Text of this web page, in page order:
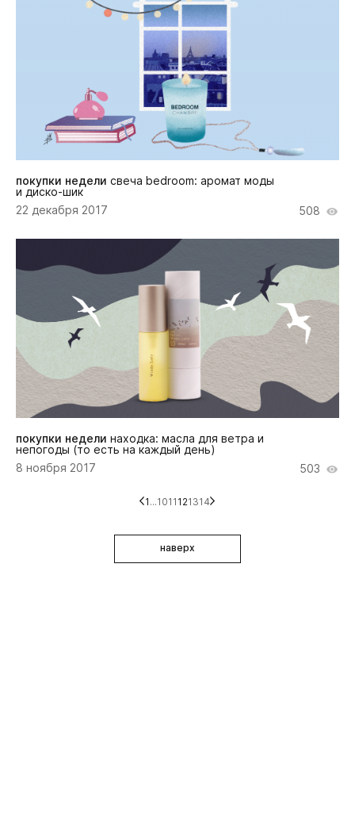
покупки недели свеча bedroom: аромат моды
и диско-шик
22 декабря 2017
508
покупки недели находка: масла для ветра и
непогоды (то есть на каждый день)
8 ноября 2017
503
1 ...1011 121314
наверх